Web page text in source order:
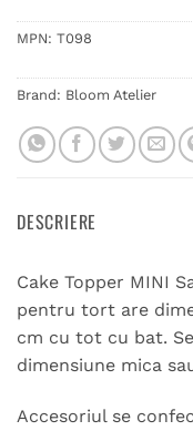
MPN: T098
Brand: Bloom Atelier
DESCRIERE
Cake Topper MINI
pentru tort are
cm cu tot cu bat.
dimensiune mica
Accesoriul se